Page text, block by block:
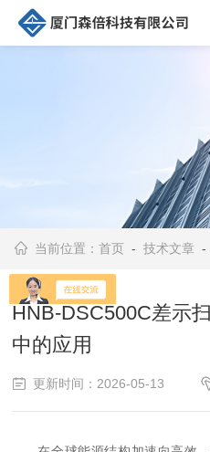
当前位置：首页 -技术文章 -
HNB-DSC500C差示
中的应用
更新时间：2026-05-13